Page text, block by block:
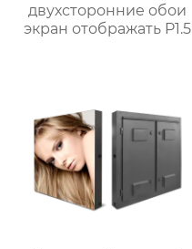
двухсторонние обои
экран отображать P1.5